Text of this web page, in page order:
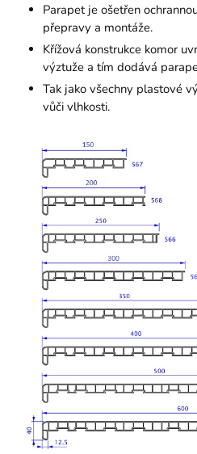
Parapet je ošetřen
přepravy a montáže.
Křížová konstrukce komor
výztuže a tím dodává
Tak jako všechny plastové
vůči vlhkosti.